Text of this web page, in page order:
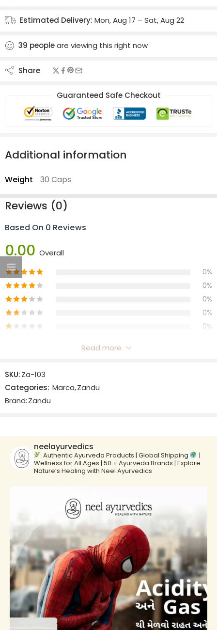
Estimated Delivery: Mon, Aug 17 – Sat, Aug 22
39 peopleare viewing this right now
Share
Guaranteed Safe Checkout
Additional information
Weight 30 Caps
Reviews (0)
Based On 0 Reviews
0.00 Overall
0%
0%
0%
0%
0%
There are no reviews yet.
Read more
SKU:Za-103
Categories: Marca,Zandu
Brand:Zandu
neelayurvedics
Authentic Ayurveda Products | Global Shipping
|
Wellness for All Ages | 50 + Ayurveda Brands | Explore
Nature’s Healing with Neel Ayurvedics